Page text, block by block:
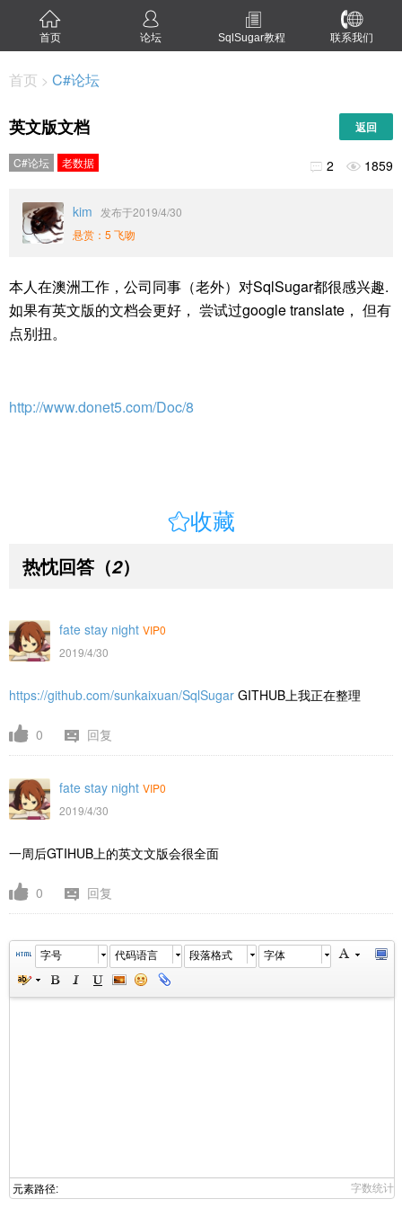
首页 论坛 SqlSugar教程 联系我们
首页 > C#论坛
英文版文档 返回
C#论坛 老数据  2  1859
kim
发布于2019/4/30
悬赏：5 飞吻
本人在澳洲工作，公司同事（老外）对SqlSugar都很感兴趣.
如果有英文版的文档会更好， 尝试过google translate， 但有
点别扭。
http://www.donet5.com/Doc/8
收藏
热忱回答 （2）
fate stay night VIP0
2019/4/30
https://github.com/sunkaixuan/SqlSugar GITHUB上我正在整理
0 回复
fate stay night VIP0
2019/4/30
一周后GTIHUB上的英文文版会很全面
0 回复
字号 代码语言 段落格式 字体
元素路径: 字数统计